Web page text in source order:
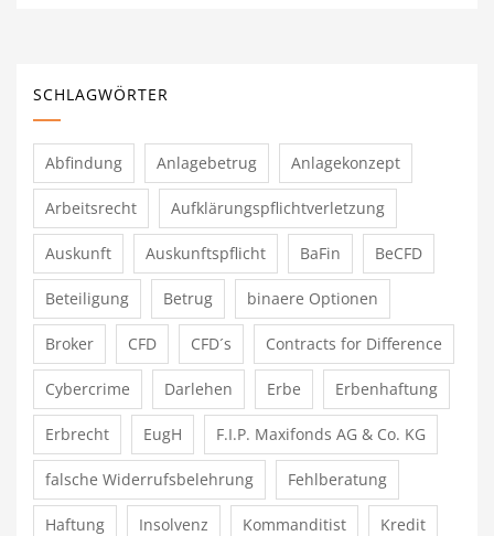
SCHLAGWÖRTER
Abfindung Anlagebetrug Anlagekonzept
Arbeitsrecht Aufklärungspflichtverletzung
Auskunft Auskunftspflicht BaFin BeCFD
Beteiligung Betrug binaere Optionen
Broker CFD CFD´s Contracts for Difference
Cybercrime Darlehen Erbe Erbenhaftung
Erbrecht EugH F.I.P. Maxifonds AG & Co. KG
falsche Widerrufsbelehrung Fehlberatung
Haftung Insolvenz Kommanditist Kredit